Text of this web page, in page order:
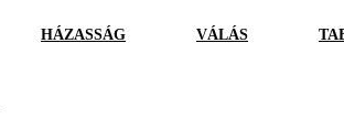
HÁZASSÁG VÁLÁS